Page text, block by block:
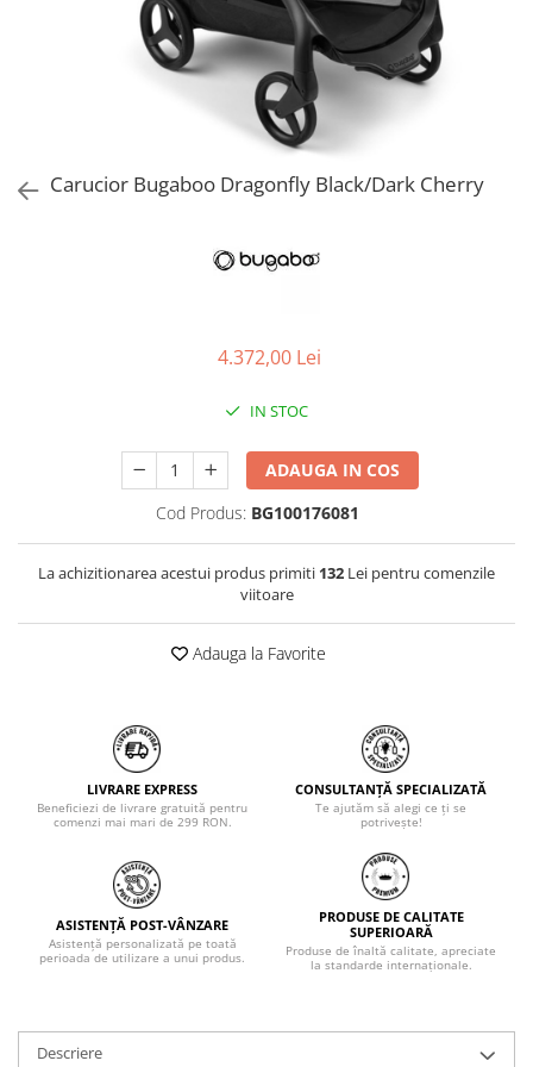
Consultanta Instalare
Jucarii de Sortare
PAPUSI
Carucior Bugaboo Dragonfly Black/Dark Cherry
4.372,00 Lei
IN STOC
ADAUGA IN COS
Cod Produs: BG100176081
La achizitionarea acestui produs primiti 132 Lei pentru comenzile
viitoare
Adauga la Favorite
LIVRARE EXPRESS
Beneficiezi de livrare gratuită pentru
comenzi mai mari de 299 RON.
CONSULTANȚĂ SPECIALIZATĂ
Te ajutăm să alegi ce ți se
potrivește!
ASISTENȚĂ POST-VÂNZARE
Asistență personalizată pe toată
perioada de utilizare a unui produs.
PRODUSE DE CALITATE
SUPERIOARĂ
Produse de înaltă calitate, apreciate
la standarde internaționale.
Descriere